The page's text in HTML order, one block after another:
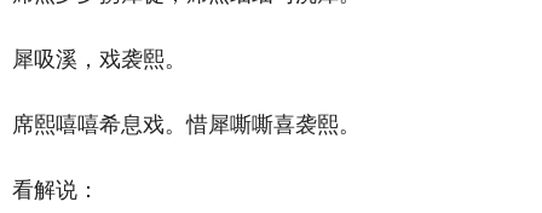
犀吸溪，戏袭熙。
席熙嘻嘻希息戏。惜犀嘶嘶喜袭熙。
看解说：